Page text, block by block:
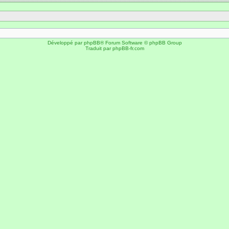
Développé parphpBB® Forum Software © phpBB Group
Traduit parphpBB-fr.com